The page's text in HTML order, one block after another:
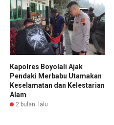
Kapolres Boyolali Ajak
Pendaki Merbabu Utamakan
Keselamatan dan Kelestarian
Alam
2 bulan lalu